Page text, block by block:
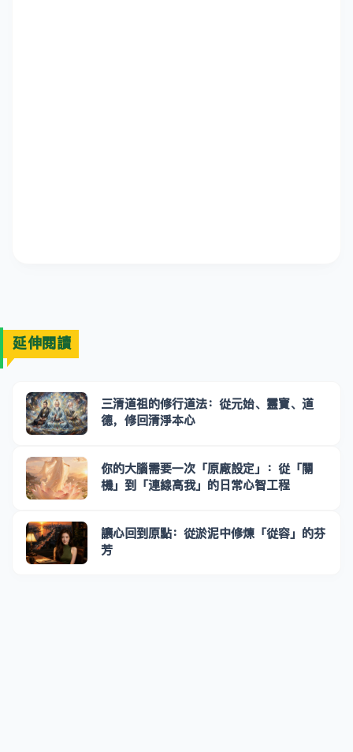
延伸閱讀
三清道祖的修行道法：從元始、靈寶、道
德，修回清淨本心
你的大腦需要一次「原廠設定」：從「關
機」到「連線高我」的日常心智工程
讓心回到原點：從淤泥中修煉「從容」的芬
芳